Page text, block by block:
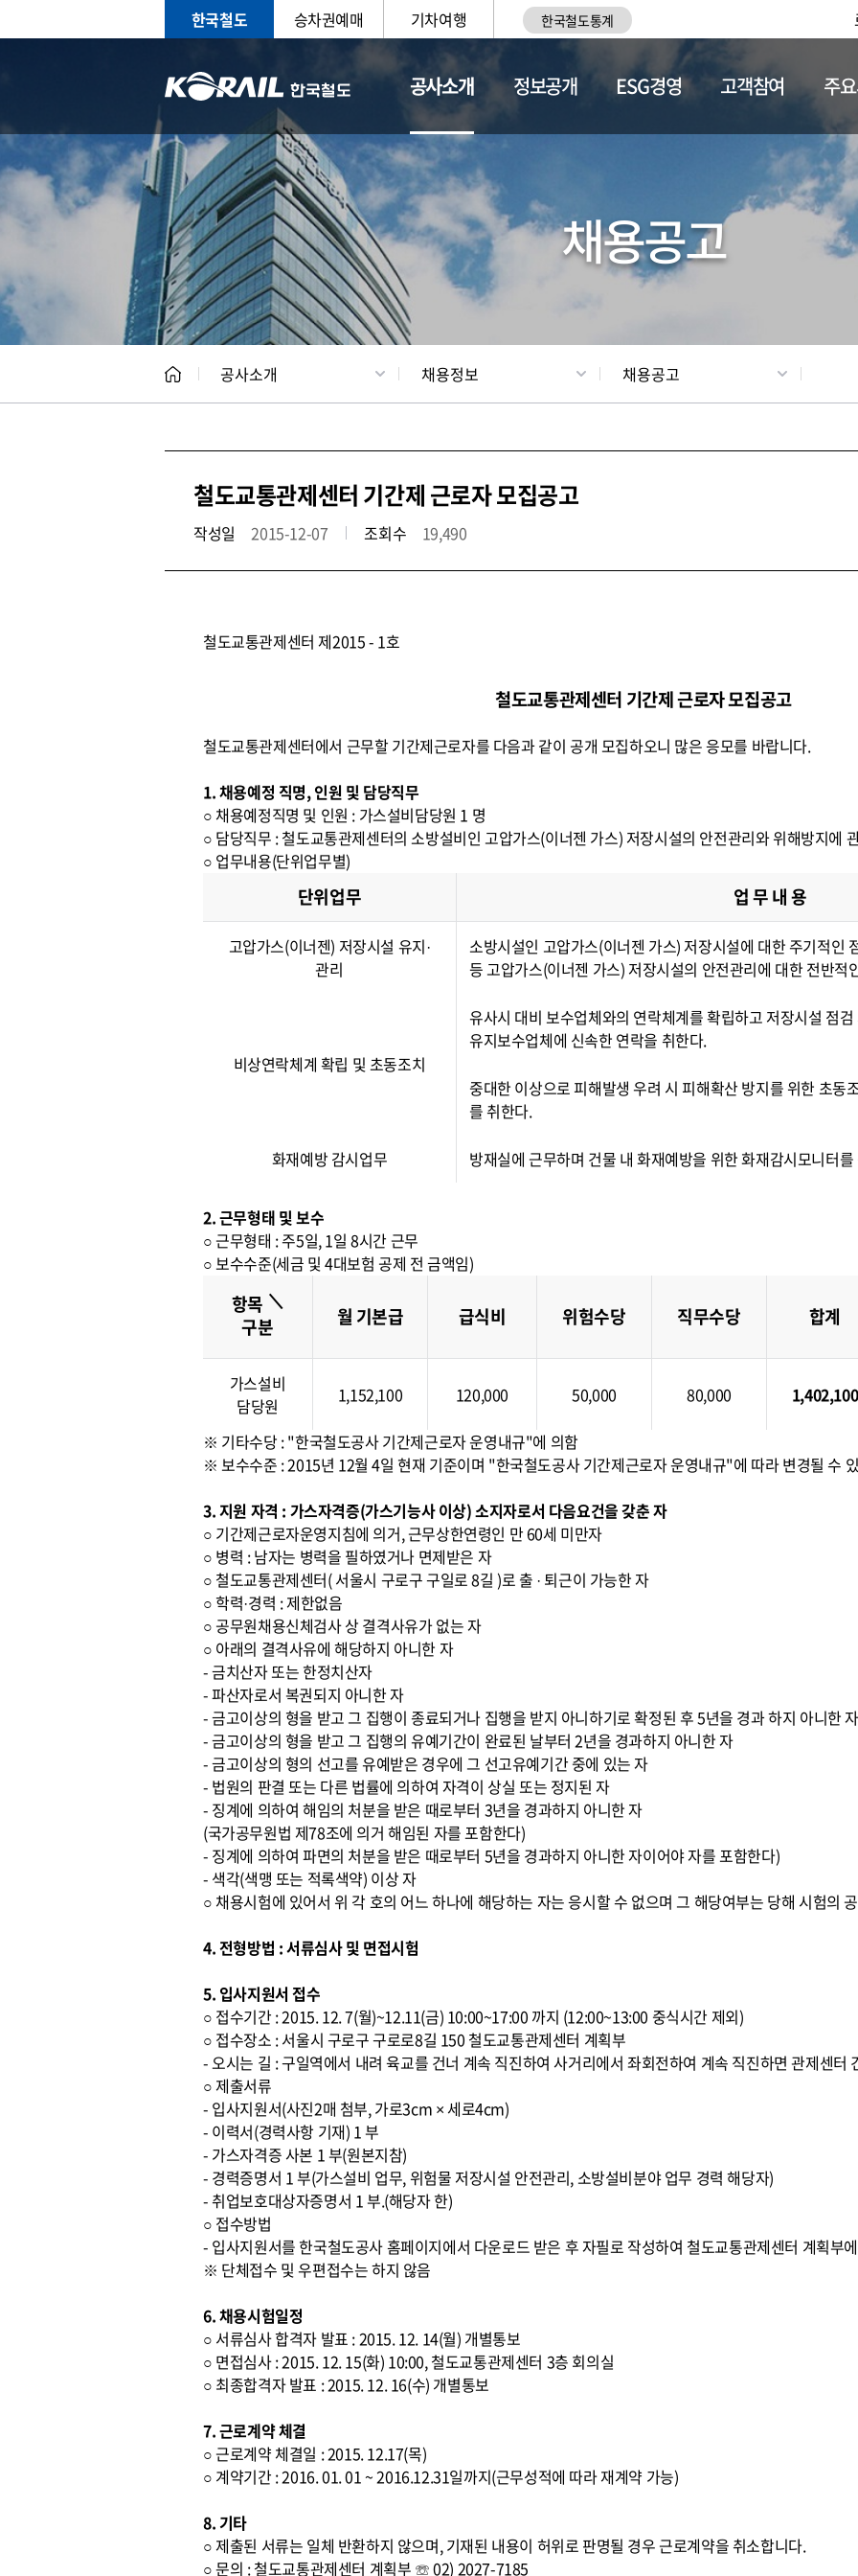
한국철도 승차권예매 기차여행 한국철도통계
공사소개
CEO 일반현황 채용정보
정보공개 ESG경영 고객참여 주
채용공고
공사소개 채용정보 채용공고
철도교통관제센터 기간제 근로자 모집공고
작성일 2015-12-07 조회수 19,490
철도교통관제센터 제2015 - 1호
철도교통관제센터 기간제 근로자 모집공고
철도교통관제센터에서 근무할 기간제근로자를 다음과 같이 공개 모집하오니 많은 응모를 바랍니다.
1. 채용예정 직명, 인원 및 담당직무
○ 채용예정직명 및 인원 : 가스설비담당원 1 명
○ 담당직무 : 철도교통관제센터의 소방설비인 고압가스(이너젠 가스) 저장시설의 안전관리와 위해방지에
○ 업무내용(단위업무별)
단위업무 업 무 내 용
고압가스(이너젠) 저장시설 유지·
관리
소방시설인 고압가스(이너젠 가스) 저장시설에 대한 주기적인
등 고압가스(이너젠 가스) 저장시설의 안전관리에 대한 전반적
비상연락체계 확립 및 초동조치
유사시 대비 보수업체와의 연락체계를 확립하고 저장시설 점
유지보수업체에 신속한 연락을 취한다.
중대한 이상으로 피해발생 우려 시 피해확산 방지를 위한 초동
를 취한다.
화재예방 감시업무 방재실에 근무하며 건물 내 화재예방을 위한 화재감시모니터
2. 근무형태 및 보수
○ 근무형태 : 주5일, 1일 8시간 근무
○ 보수수준(세금 및 4대보험 공제 전 금액임)
항목 ＼
구분
월 기본급 급식비 위험수당 직무수당 합계
가스설비
담당원
1,152,100 120,000 50,000 80,000 1,402,100
※ 기타수당 : "한국철도공사 기간제근로자 운영내규"에 의함
※ 보수수준 : 2015년 12월 4일 현재 기준이며 "한국철도공사 기간제근로자 운영내규"에 따라 변경될 수
3. 지원 자격 : 가스자격증(가스기능사 이상) 소지자로서 다음요건을 갖춘 자
○ 기간제근로자운영지침에 의거, 근무상한연령인 만 60세 미만자
○ 병력 : 남자는 병력을 필하였거나 면제받은 자
○ 철도교통관제센터( 서울시 구로구 구일로 8길 )로 출 · 퇴근이 가능한 자
○ 학력·경력 : 제한없음
○ 공무원채용신체검사 상 결격사유가 없는 자
○ 아래의 결격사유에 해당하지 아니한 자
- 금치산자 또는 한정치산자
- 파산자로서 복권되지 아니한 자
- 금고이상의 형을 받고 그 집행이 종료되거나 집행을 받지 아니하기로 확정된 후 5년을 경과 하지 아니한 자
- 금고이상의 형을 받고 그 집행의 유예기간이 완료된 날부터 2년을 경과하지 아니한 자
- 금고이상의 형의 선고를 유예받은 경우에 그 선고유예기간 중에 있는 자
- 법원의 판결 또는 다른 법률에 의하여 자격이 상실 또는 정지된 자
- 징계에 의하여 해임의 처분을 받은 때로부터 3년을 경과하지 아니한 자
(국가공무원법 제78조에 의거 해임된 자를 포함한다)
- 징계에 의하여 파면의 처분을 받은 때로부터 5년을 경과하지 아니한 자이어야 자를 포함한다)
- 색각(색맹 또는 적록색약) 이상 자
○ 채용시험에 있어서 위 각 호의 어느 하나에 해당하는 자는 응시할 수 없으며 그 해당여부는 당해 시험의
4. 전형방법 : 서류심사 및 면접시험
5. 입사지원서 접수
○ 접수기간 : 2015. 12. 7(월)~12.11(금) 10:00~17:00 까지 (12:00~13:00 중식시간 제외)
○ 접수장소 : 서울시 구로구 구로로8길 150 철도교통관제센터 계획부
- 오시는 길 : 구일역에서 내려 육교를 건너 계속 직진하여 사거리에서 좌회전하여 계속 직진하면 관제센터
○ 제출서류
- 입사지원서(사진2매 첨부, 가로3cm × 세로4cm)
- 이력서(경력사항 기재) 1 부
- 가스자격증 사본 1 부(원본지참)
- 경력증명서 1 부(가스설비 업무, 위험물 저장시설 안전관리, 소방설비분야 업무 경력 해당자)
- 취업보호대상자증명서 1 부.(해당자 한)
○ 접수방법
- 입사지원서를 한국철도공사 홈페이지에서 다운로드 받은 후 자필로 작성하여 철도교통관제센터 계획부
※ 단체접수 및 우편접수는 하지 않음
6. 채용시험일정
○ 서류심사 합격자 발표 : 2015. 12. 14(월) 개별통보
○ 면접심사 : 2015. 12. 15(화) 10:00, 철도교통관제센터 3층 회의실
○ 최종합격자 발표 : 2015. 12. 16(수) 개별통보
7. 근로계약 체결
○ 근로계약 체결일 : 2015. 12.17(목)
○ 계약기간 : 2016. 01. 01 ~ 2016.12.31일까지(근무성적에 따라 재계약 가능)
8. 기타
○ 제출된 서류는 일체 반환하지 않으며, 기재된 내용이 허위로 판명될 경우 근로계약을 취소합니다.
○ 문의 : 철도교통관제센터 계획부 ☏ 02) 2027-7185